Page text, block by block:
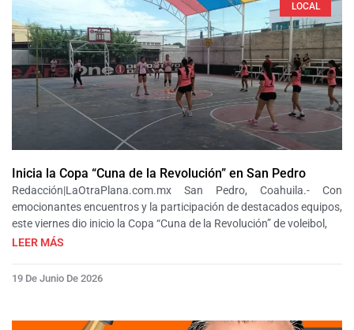
LOCAL
Inicia la Copa “Cuna de la Revolución” en San Pedro
Redacción|LaOtraPlana.com.mx San Pedro, Coahuila.- Con
emocionantes encuentros y la participación de destacados equipos,
este viernes dio inicio la Copa “Cuna de la Revolución” de voleibol,
LEER MÁS
19 De Junio De 2026